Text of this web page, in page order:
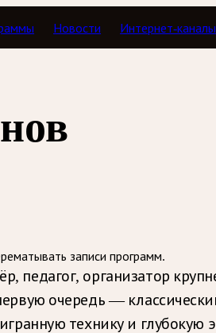
Новости Интернет-каналы
записи программ.
педагог, организатор
очередь —
технику и